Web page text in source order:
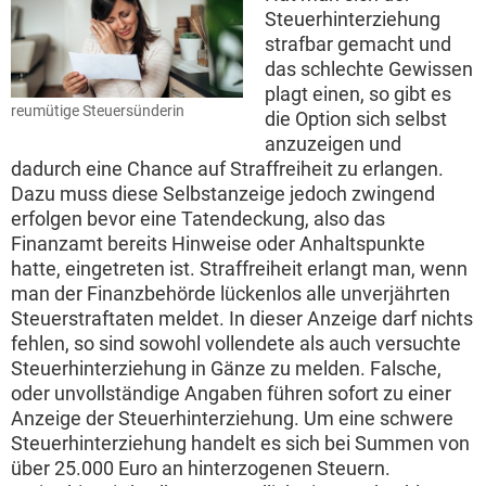
reumütige Steuersünderin
Steuerhinterziehung
strafbar gemacht und
das schlechte Gewissen
plagt einen, so gibt es
die Option sich selbst
anzuzeigen und
dadurch eine Chance auf Straffreiheit zu erlangen.
Dazu muss diese Selbstanzeige jedoch zwingend
erfolgen bevor eine Tatendeckung, also das
Finanzamt bereits Hinweise oder Anhaltspunkte
hatte, eingetreten ist. Straffreiheit erlangt man, wenn
man der Finanzbehörde lückenlos alle unverjährten
Steuerstraftaten meldet. In dieser Anzeige darf nichts
fehlen, so sind sowohl vollendete als auch versuchte
Steuerhinterziehung in Gänze zu melden. Falsche,
oder unvollständige Angaben führen sofort zu einer
Anzeige der Steuerhinterziehung. Um eine schwere
Steuerhinterziehung handelt es sich bei Summen von
über 25.000 Euro an hinterzogenen Steuern.